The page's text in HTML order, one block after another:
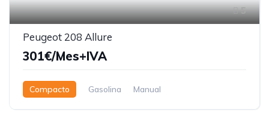
5
Peugeot 208 Allure
301€/Mes+IVA
Compacto Gasolina Manual